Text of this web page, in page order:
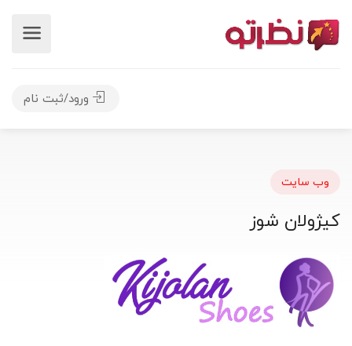
ورود/ثبت نام
وب سایت
کیژولان شوز